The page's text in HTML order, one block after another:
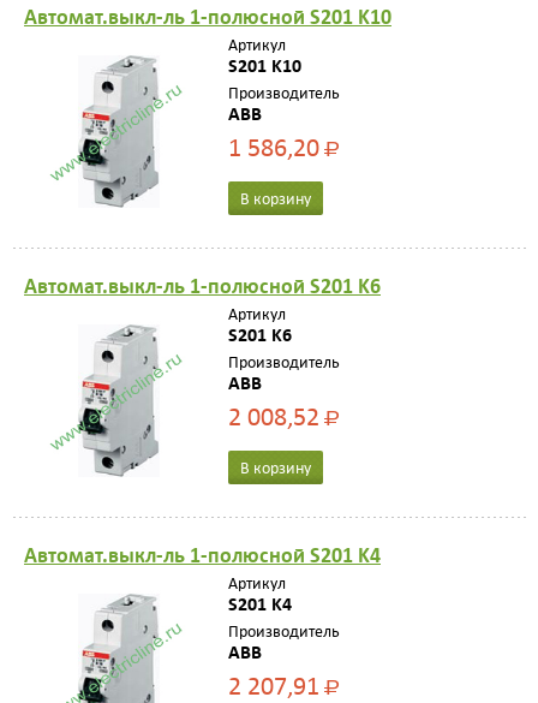
Автомат.выкл-ль 1-полюсной S201 K10
Артикул
S201 K10
Производитель
ABB
1 586,20Р
В корзину
Автомат.выкл-ль 1-полюсной S201 K6
Артикул
S201 K6
Производитель
ABB
2 008,52Р
В корзину
Автомат.выкл-ль 1-полюсной S201 K4
Артикул
S201 K4
Производитель
ABB
2 207,91Р